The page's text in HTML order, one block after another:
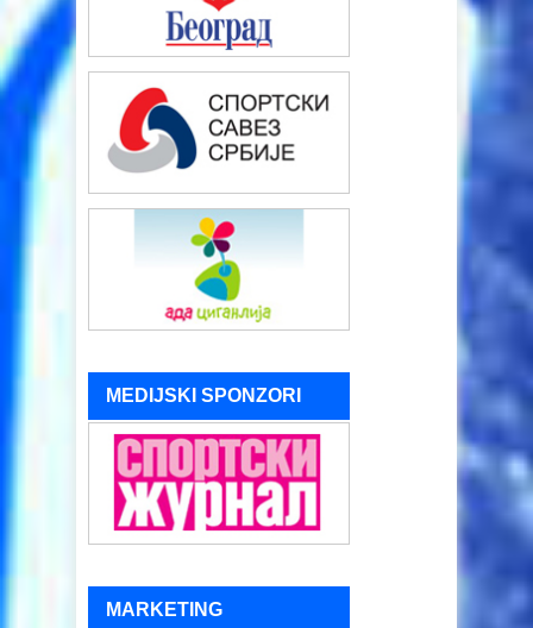
MEDIJSKI SPONZORI
MARKETING